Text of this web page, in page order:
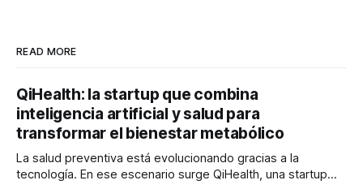
READ MORE
QiHealth: la startup que combina
inteligencia artificial y salud para
transformar el bienestar metabólico
La salud preventiva está evolucionando gracias a la
tecnología. En ese escenario surge QiHealth, una startup